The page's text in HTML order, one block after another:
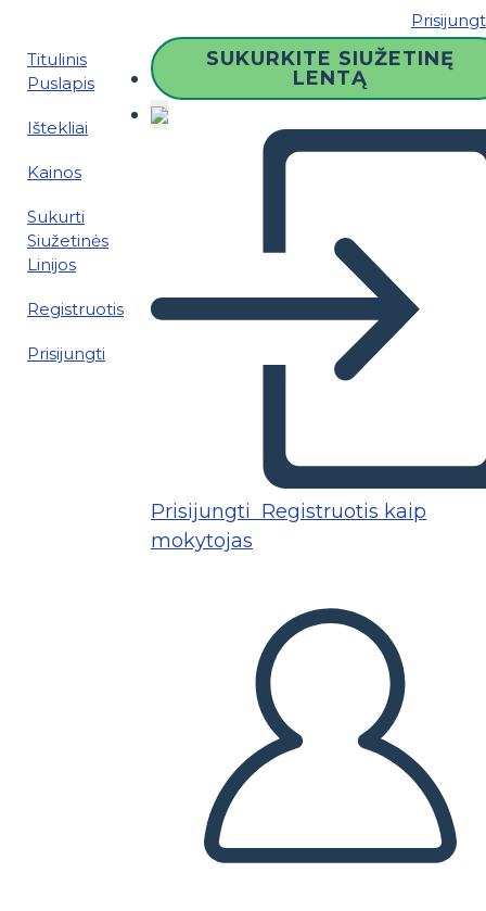
Titulinis
Puslapis
Ištekliai
Kainos
Sukurti
Siužetinės
Linijos
Registruotis
Prisijungti
SUKURKITE SIUŽETINĘ
LENTĄ
Prisijungti Registruotis kaip
mokytojas